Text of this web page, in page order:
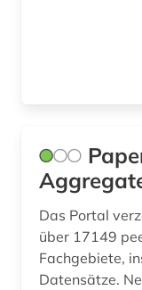
Das Portal
über 17149
Fachgebiete,
Datensätze. Neben einer Volltextsuche wird